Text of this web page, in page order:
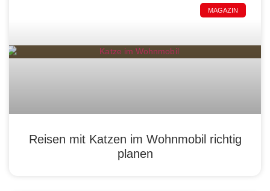
MAGAZIN
Reisen mit Katzen im Wohnmobil richtig
planen